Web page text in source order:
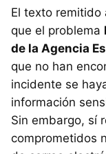
El texto remitido
que el problema
de la Agencia
que no han
incidente se
información
Sin embargo, sí
comprometidos